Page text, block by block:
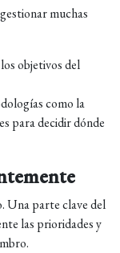
muchas
objetivos del
como la
para decidir dónde
Una parte clave del
las prioridades y